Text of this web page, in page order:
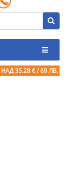
НАД 35.28 € / 69 ЛВ.